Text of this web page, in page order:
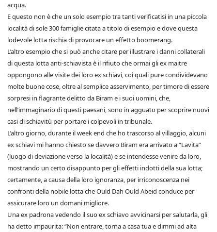
acqua.
E questo non è che un solo esempio tra tanti verificatisi in una piccola
località di sole 300 famiglie citata a titolo di esempio e dove questa
lodevole lotta rischia di provocare un effetto boomerang.
L’altro esempio che si può anche citare per illustrare i danni collaterali
di questa lotta anti-schiavista è il rifiuto che ormai gli ex maitre
oppongono alle visite dei loro ex schiavi, coi quali pure condividevano
molte buone cose, oltre al semplice asservimento, per timore di essere
sorpresi in flagrante delitto da Biram e i suoi uomini, che,
nell’immaginario di questi paesani, sono in agguato per scoprire nuovi
casi di schiavitù per portare i colpevoli in tribunale.
L’altro giorno, durante il week end che ho trascorso al villaggio, alcuni
ex schiavi mi hanno chiesto se davvero Biram era arrivato a “Lavita”
(luogo di deviazione verso la località) e se intendesse venire da loro,
mostrando un certo disappunto per gli effetti indotti della sua lotta;
certamente, a causa della loro ignoranza, per irriconoscenza nei
confronti della nobile lotta che Ould Dah Ould Abeid conduce per
assicurare loro un domani migliore.
Una ex padrona vedendo il suo ex schiavo avvicinarsi per salutarla, gli
ha detto impaurita: “Non entrare, torna a casa tua e dimmi ad alta